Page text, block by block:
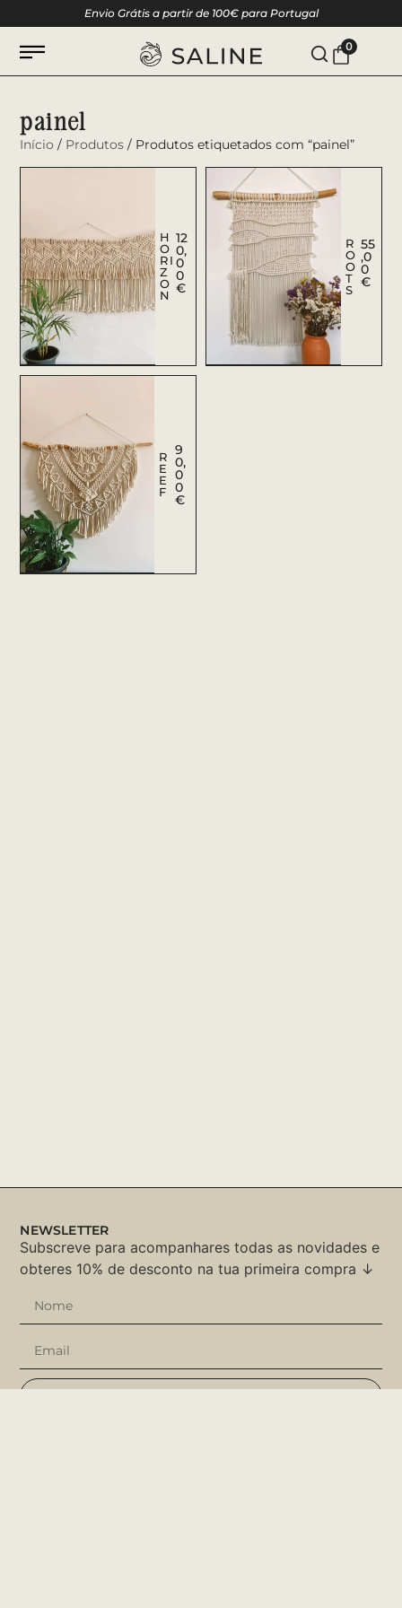
Envio Grátis a partir de 100€ para Portugal
0
painel
Início / Produtos / Produtos etiquetados com “painel”
H
O
RI
Z
O
N
12
0,
0
0
€
R
O
O
T
S
55
,0
0
€
R
E
E
F
9
0,
0
0
€
NEWSLETTER
Subscreve para acompanhares todas as novidades e
obteres 10% de desconto na tua primeira compra ↓